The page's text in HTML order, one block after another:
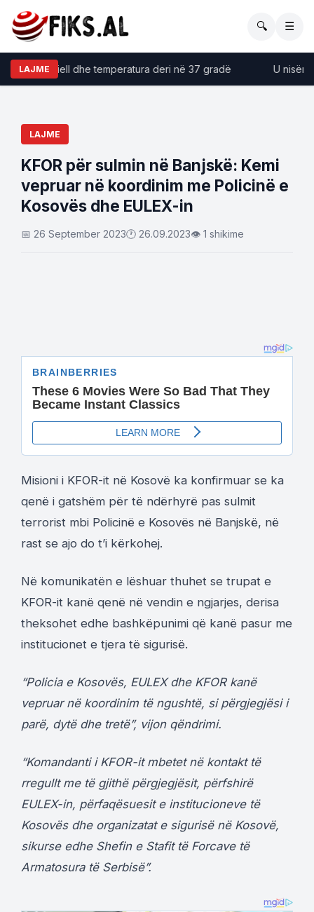
🔍 ☰
LAJME
me diell dhe temperatura deri në 37 gradë U nisën
LAJME
KFOR për sulmin në Banjskë: Kemi
vepruar në koordinim me Policinë e
Kosovës dhe EULEX-in
📅 26 September 2023🕐 26.09.2023👁 1 shikime
Misioni i KFOR-it në Kosovë ka konfirmuar se ka
qenë i gatshëm për të ndërhyrë pas sulmit
terrorist mbi Policinë e Kosovës në Banjskë, në
rast se ajo do t’i kërkohej.
Në komunikatën e lëshuar thuhet se trupat e
KFOR-it kanë qenë në vendin e ngjarjes, derisa
theksohet edhe bashkëpunimi që kanë pasur me
institucionet e tjera të sigurisë.
“Policia e Kosovës, EULEX dhe KFOR kanë
vepruar në koordinim të ngushtë, si përgjegjësi i
parë, dytë dhe tretë”, vijon qëndrimi.
“Komandanti i KFOR-it mbetet në kontakt të
rregullt me të gjithë përgjegjësit, përfshirë
EULEX-in, përfaqësuesit e institucioneve të
Kosovës dhe organizatat e sigurisë në Kosovë,
sikurse edhe Shefin e Stafit të Forcave të
Armatosura të Serbisë”.